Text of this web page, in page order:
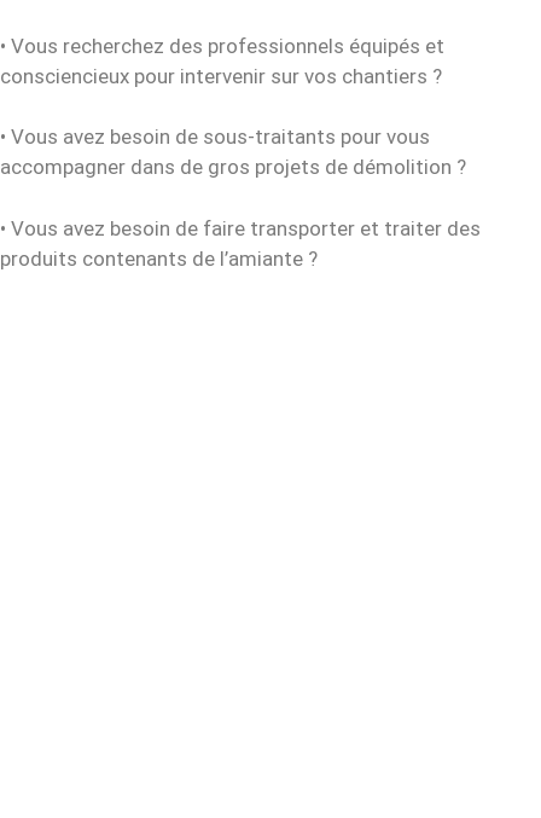
• Vous recherchez des professionnels équipés et
consciencieux pour intervenir sur vos chantiers ?
• Vous avez besoin de sous-traitants pour vous
accompagner dans de gros projets de démolition ?
• Vous avez besoin de faire transporter et traiter des
produits contenants de l’amiante ?